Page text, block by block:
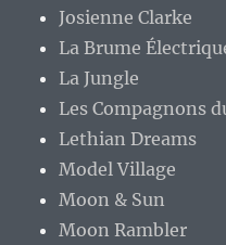
Josienne Clarke
La Brume
La Jungle
Les Compagnons
Lethian Dreams
Model Village
Moon & Sun
Moon Rambler